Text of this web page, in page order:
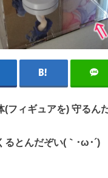
(フィギュアを)守るん
とんだぞい(｀･ω･´)ゞ